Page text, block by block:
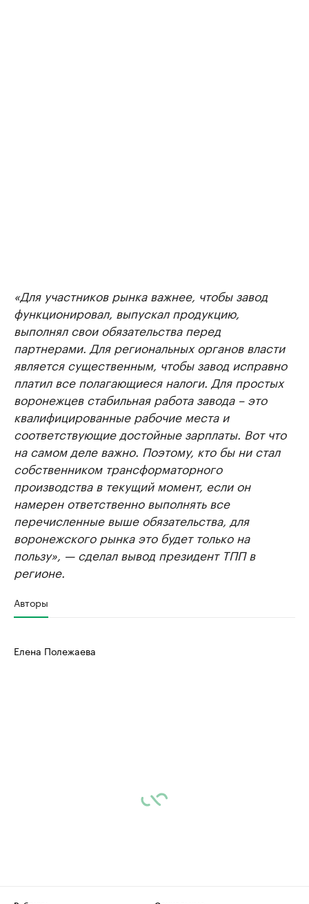
«Для участников рынка важнее, чтобы завод
функционировал, выпускал продукцию,
выполнял свои обязательства перед
партнерами. Для региональных органов власти
является существенным, чтобы завод исправно
платил все полагающиеся налоги. Для простых
воронежцев стабильная работа завода – это
квалифицированные рабочие места и
соответствующие достойные зарплаты. Вот что
на самом деле важно. Поэтому, кто бы ни стал
собственником трансформаторного
производства в текущий момент, если он
намерен ответственно выполнять все
перечисленные выше обязательства, для
воронежского рынка это будет только на
пользу», — сделал вывод президент ТПП в
регионе.
Авторы
Елена Полежаева